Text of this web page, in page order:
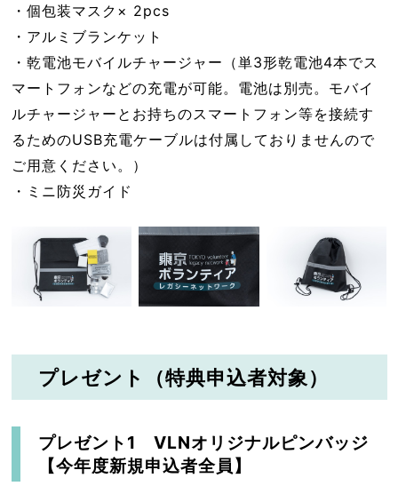
・個包装マスク× 2pcs
・アルミブランケット
・乾電池モバイルチャージャー（単3形乾電池4本でス
マートフォンなどの充電が可能。電池は別売。モバイ
ルチャージャーとお持ちのスマートフォン等を接続す
るためのUSB充電ケーブルは付属しておりませんので
ご用意ください。）
・ミニ防災ガイド
プレゼント（特典申込者対象）
プレゼント1 VLNオリジナルピンバッジ
【今年度新規申込者全員】